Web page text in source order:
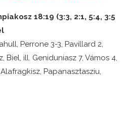
18:19 (3:3, 2:1, 5:4, 3:5
Perrone 3-3, Pavillard 2,
Biel, ill. Geniduniasz 7, Vámos 4,
Papanasztasziu,